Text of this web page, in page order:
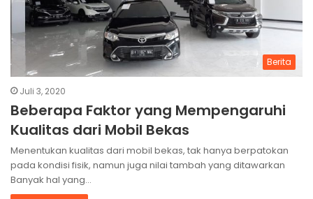
Berita
Juli 3, 2020
Beberapa Faktor yang Mempengaruhi
Kualitas dari Mobil Bekas
Menentukan kualitas dari mobil bekas, tak hanya berpatokan
pada kondisi fisik, namun juga nilai tambah yang ditawarkan
Banyak hal yang…